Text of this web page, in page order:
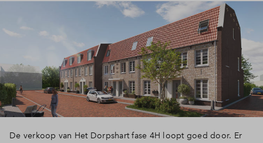
De verkoop van Het Dorpshart fase 4H loopt goed door. Er